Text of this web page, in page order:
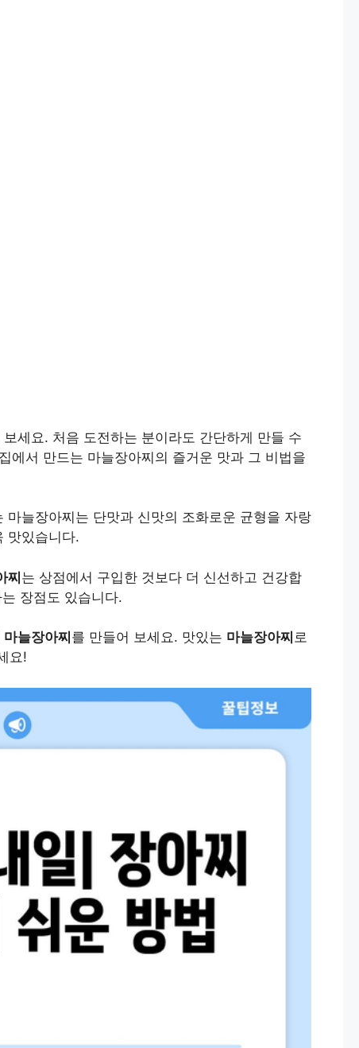
세요. 처음 도전하는 분이라도 간단하게 만들 수
에서 만드는 마늘장아찌의 즐거운 맛과 그 비법을
마늘장아찌는 단맛과 신맛의 조화로운 균형을 자랑
맛있습니다.
찌는 상점에서 구입한 것보다 더 신선하고 건강합
장점도 있습니다.
마늘장아찌 를 만들어 보세요. 맛있는 마늘장아찌 로
요!